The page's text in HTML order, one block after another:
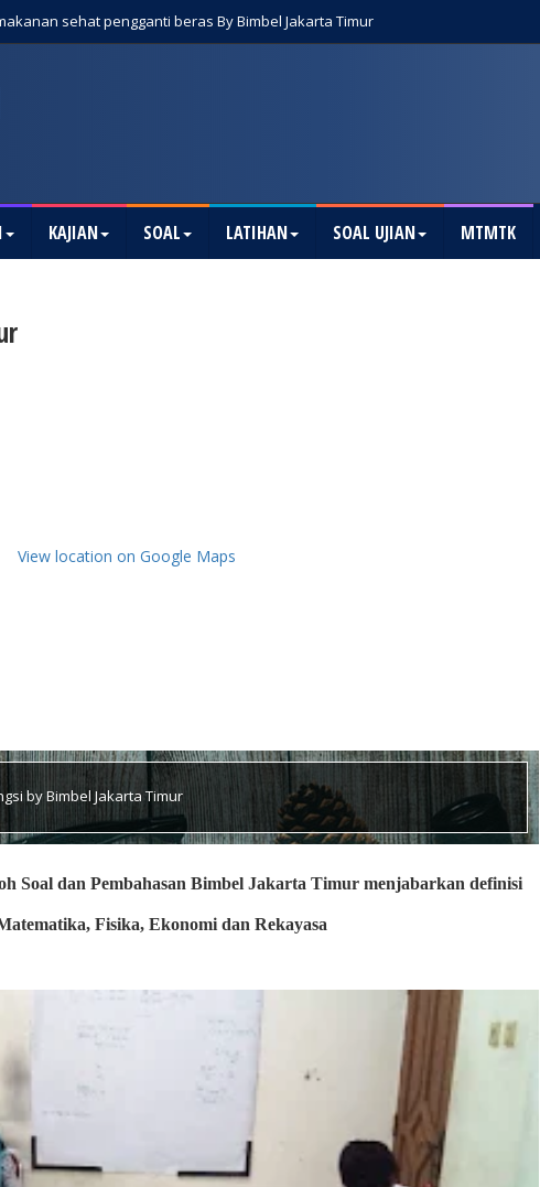
sehat pengganti beras By Bimbel Jakarta Timur
KAJIAN SOAL LATIHAN SOAL UJIAN MTMTK
View location on Google Maps
by Bimbel Jakarta Timur
Soal dan Pembahasan Bimbel Jakarta Timur menjabarkan definisi
Fisika, Ekonomi dan Rekayasa